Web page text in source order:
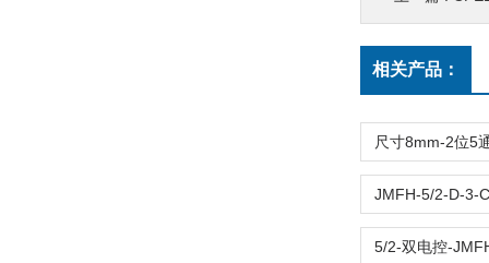
相关产品：